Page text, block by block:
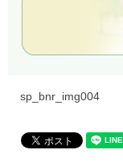
sp_bnr_img004